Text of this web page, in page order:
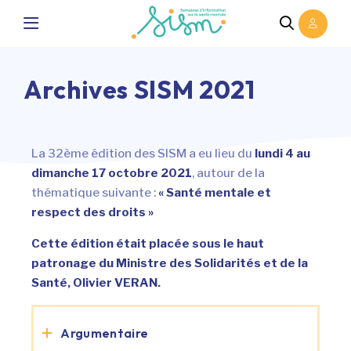
Archives SISM 2021
La 32ème édition des SISM a eu lieu du lundi 4 au
dimanche 17 octobre 2021, autour de la
thématique suivante :« Santé mentale et
respect des droits »
Cette édition était placée sous le haut
patronage du Ministre des Solidarités et de la
Santé, Olivier VERAN.
Argumentaire